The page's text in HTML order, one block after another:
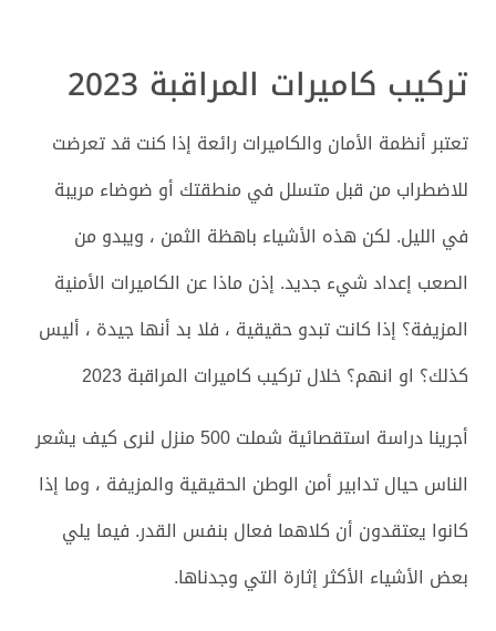
تركيب كاميرات المراقبة 2023
تعتبر أنظمة الأمان والكاميرات رائعة إذا كنت قد تعرضت
للاضطراب من قبل متسلل في منطقتك أو ضوضاء مريبة
في الليل. لكن هذه الأشياء باهظة الثمن ، ويبدو من
الصعب إعداد شيء جديد. إذن ماذا عن الكاميرات الأمنية
المزيفة؟ إذا كانت تبدو حقيقية ، فلا بد أنها جيدة ، أليس
كذلك؟ او انهم؟ خلال تركيب كاميرات المراقبة 2023
أجرينا دراسة استقصائية شملت 500 منزل لنرى كيف يشعر
الناس حيال تدابير أمن الوطن الحقيقية والمزيفة ، وما إذا
كانوا يعتقدون أن كلاهما فعال بنفس القدر. فيما يلي
بعض الأشياء الأكثر إثارة التي وجدناها.